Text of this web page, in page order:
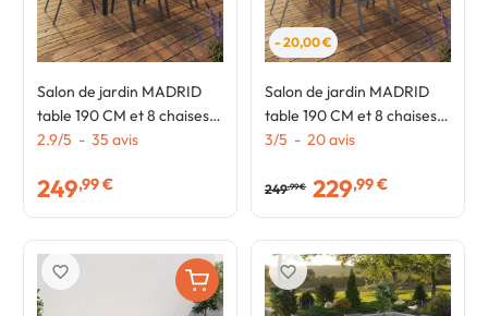
Salon de jardin MADRID
table 190 CM et 8 chaises
empilables noires
2.9/5 - 35 avis
249,99 €
- 20,00 €
Salon de jardin MADRID
table 190 CM et 8 chaises
empilables gris anthracite
3/5 - 20avis
249,99 € 229,99 €
favorite_border favorite_border